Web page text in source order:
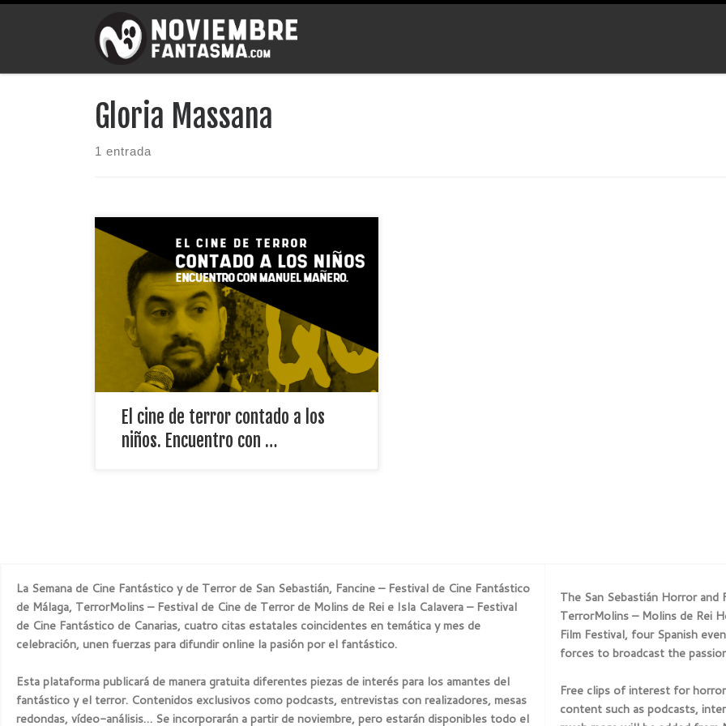
Saltar al contenido
Gloria Massana
1 entrada
El periodista Manuel Mañero nos habla de su libro
Cine […]
El cine de terror contado a los
niños. Encuentro con …
La Semana de Cine Fantástico y de Terror de San Sebastián, Fancine – Festival de Cine Fantástico
de Málaga, TerrorMolins – Festival de Cine de Terror de Molins de Rei e Isla Calavera – Festival
de Cine Fantástico de Canarias, cuatro citas estatales coincidentes en temática y mes de
celebración, unen fuerzas para difundir online la pasión por el fantástico.
Esta plataforma publicará de manera gratuita diferentes piezas de interés para los amantes del
fantástico y el terror. Contenidos exclusivos como podcasts, entrevistas con realizadores, mesas
redondas, vídeo-análisis… Se incorporarán a partir de noviembre, pero estarán disponibles todo el
The San Sebastián Horror and
TerrorMolins – Molins de Rei
Film Festival, four Spanish
forces to broadcast the
Free clips of interest for
content such as podcasts,